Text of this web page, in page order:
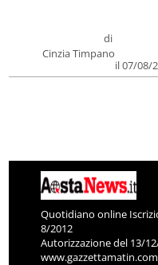
di
Cinzia Timpano
il 07/08/
Quotidiano online
8/2012
Autorizzazione del 13/
www.gazzettamatin.com